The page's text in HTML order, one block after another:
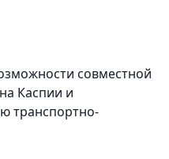
совместной
Каспии и
транспортно-